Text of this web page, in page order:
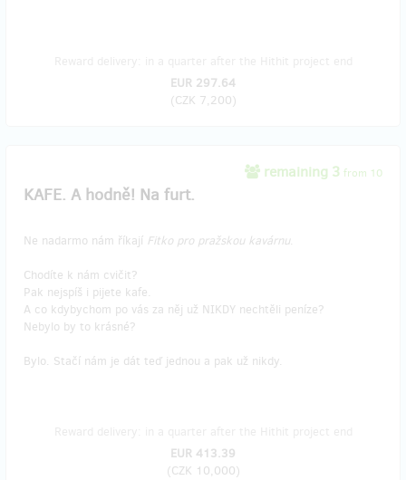
EUR 297.64
(CZK 7,200)
remaining 3 from 10
KAFE. A hodně! Na furt.
Ne nadarmo nám říkají Fitko pro pražskou kavárnu.
Chodíte k nám cvičit?
Pak nejspíš i pijete kafe.
A co kdybychom po vás za něj už NIKDY nechtěli peníze?
Nebylo by to krásné?
Bylo. Stačí nám je dát teď jednou a pak už nikdy.
EUR 413.39
(CZK 10,000)